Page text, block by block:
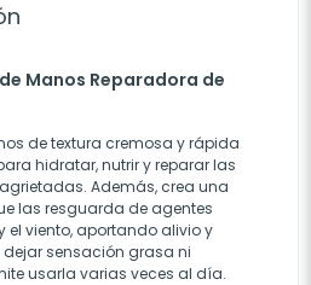
Manos Reparadora de
de textura cremosa y rápida
hidratar, nutrir y reparar las
Además, crea una
las resguarda de agentes
el viento, aportando alivio y
sensación grasa ni
usarla varias veces al día.